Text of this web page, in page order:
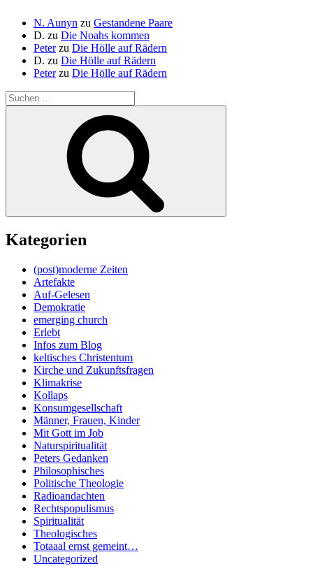
N. Aunyn zu Gestandene Paare
D. zu Die Noahs kommen
Peterzu Die Hölle auf Rädern
D. zu Die Hölle auf Rädern
Peterzu Die Hölle auf Rädern
Suche
nach:
Kategorien
(post)moderne Zeiten
Artefakte
Auf-Gelesen
Demokratie
emerging church
Erlebt
Infos zum Blog
keltisches Christentum
Kirche und Zukunftsfragen
Klimakrise
Kollaps
Konsumgesellschaft
Männer, Frauen, Kinder
Mit Gott im Job
Naturspiritualität
Peters Gedanken
Philosophisches
Politische Theologie
Radioandachten
Rechtspopulismus
Spiritualität
Theologisches
Totaaal ernst gemeint…
Uncategorized